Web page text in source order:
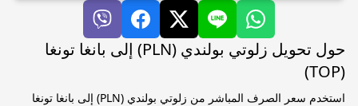
حول تحويل زلوتي بولندي (PLN) إلى بانغا تونغا
(TOP)
استخدم سعر الصرف المباشر من زلوتي بولندي (PLN) إلى بانغا تونغا